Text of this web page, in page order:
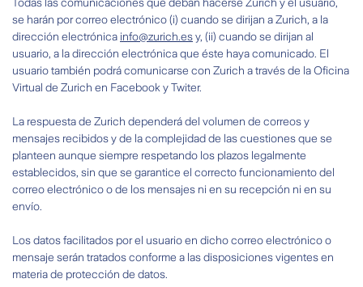
se harán por correo electrónico (i) cuando se dirijan a Zurich, a la
dirección electrónica info@zurich.esy, (ii) cuando se dirijan al
usuario, a la dirección electrónica que éste haya comunicado. El
usuario también podrá comunicarse con Zurich a través de la Oficina
Virtual de Zurich en Facebook y Twiter.
La respuesta de Zurich dependerá del volumen de correos y
mensajes recibidos y de la complejidad de las cuestiones que se
planteen aunque siempre respetando los plazos legalmente
establecidos, sin que se garantice el correcto funcionamiento del
correo electrónico o de los mensajes ni en su recepción ni en su
envío.
Los datos facilitados por el usuario en dicho correo electrónico o
mensaje serán tratados conforme a las disposiciones vigentes en
materia de protección de datos.